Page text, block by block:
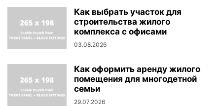
Как выбрать участок для
строительства жилого
комплекса с офисами
03.08.2026
Как оформить аренду жилого
помещения для многодетной
семьи
29.07.2026